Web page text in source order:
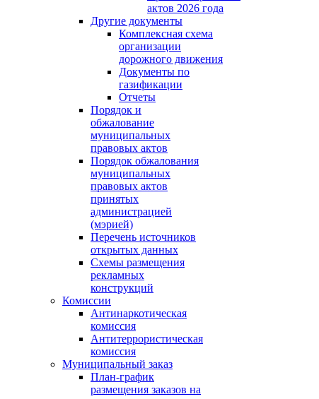
актов 2026 года
Другие документы
Комплексная схема
организации
дорожного движения
Документы по
газификации
Отчеты
Порядок и
обжалование
муниципальных
правовых актов
Порядок обжалования
муниципальных
правовых актов
принятых
администрацией
(мэрией)
Перечень источников
открытых данных
Схемы размещения
рекламных
конструкций
Комиссии
Антинаркотическая
комиссия
Антитеррористическая
комиссия
Муниципальный заказ
План-график
размещения заказов на